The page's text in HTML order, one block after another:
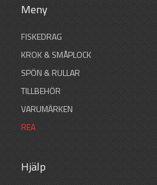
Meny
FISKEDRAG
KROK & SMÅPLOCK
SPÖN & RULLAR
TILLBEHÖR
VARUMÄRKEN
REA
Hjälp